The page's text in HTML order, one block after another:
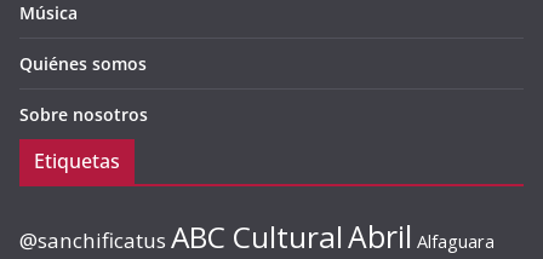
Música
Quiénes somos
Sobre nosotros
Etiquetas
@sanchificatus ABC CulturalAbril Alfaguara